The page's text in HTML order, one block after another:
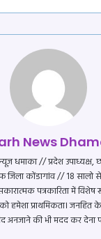
News
धमाका // प्रदेश
जिला कोंडागांव // 18 सालो से
पत्रकारिता में विशेष
हमेशा प्राथमिकता। जनहित
की भी मदद कर देना